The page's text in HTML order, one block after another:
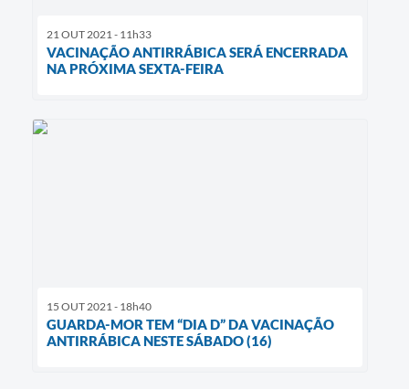
21 OUT 2021 - 11h33
VACINAÇÃO ANTIRRÁBICA SERÁ ENCERRADA
NA PRÓXIMA SEXTA-FEIRA
15 OUT 2021 - 18h40
GUARDA-MOR TEM “DIA D” DA VACINAÇÃO
ANTIRRÁBICA NESTE SÁBADO (16)